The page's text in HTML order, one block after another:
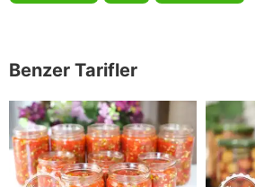
Benzer Tarifler